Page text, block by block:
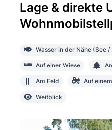
Lage & direkte
Wasser in der Nähe (See /
Auf einer Wiese
Am Feld Auf
Weitblick